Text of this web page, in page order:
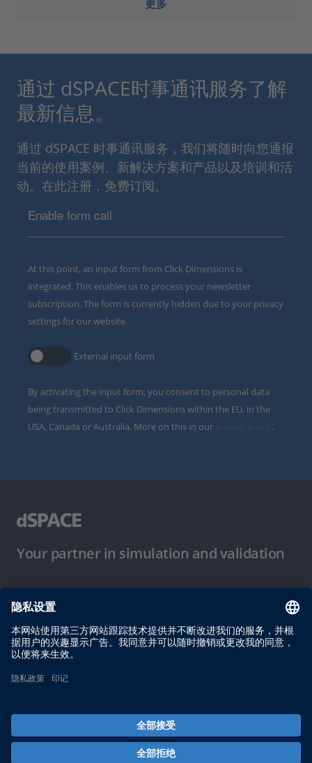
更多
通过 dSPACE时事通讯服务了解
最新信息。
通过 dSPACE 时事通讯服务，我们将随时向您通报
当前的使用案例、新解决方案和产品以及培训和活
动。在此注册，免费订阅。
Enable form call
At this point, an input form from Click Dimensions is
integrated. This enables us to process your newsletter
subscription. The form is currently hidden due to your privacy
settings for our website.
External input form
By activating the input form, you consent to personal data
being transmitted to Click Dimensions within the EU, in the
USA, Canada or Australia. More on this in our
.
Your partner in simulation and validation
使用条件
隐私政策
版权声明与一般条款及条件